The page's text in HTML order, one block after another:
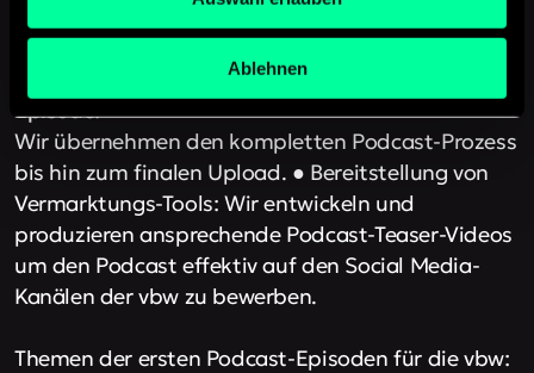
Ablehnen
Upload beim Hoster und Veröffentlichung der
Episode:
Wir übernehmen den kompletten Podcast-Prozess
bis hin zum finalen Upload. ● Bereitstellung von
Vermarktungs-Tools: Wir entwickeln und
produzieren ansprechende Podcast-Teaser-Videos
um den Podcast effektiv auf den Social Media-
Kanälen der vbw zu bewerben.
Themen der ersten Podcast-Episoden für die vbw: